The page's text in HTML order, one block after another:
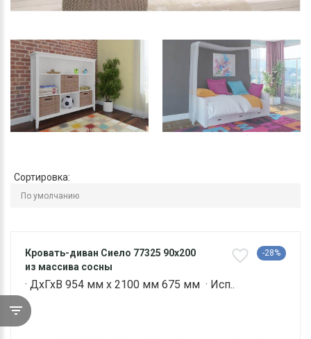
Сортировка:
Кровать-диван Сиело 77325 90x200
из массива сосны
-28%
· ДхГхВ 954 мм х 2100 мм 675 мм · Исп..